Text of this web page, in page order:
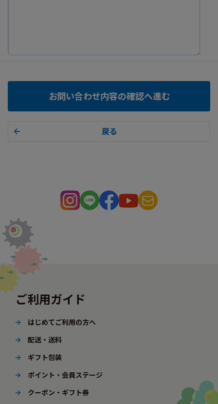
お問い合わせ内容の確認へ進む
戻る
ご利用ガイド
はじめてご利用の方へ
配送・送料
ギフト包装
ポイント・会員ステージ
クーポン・ギフト券